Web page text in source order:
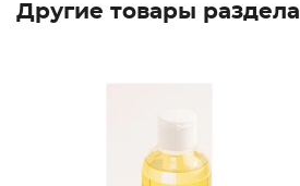
Другие товары раздела